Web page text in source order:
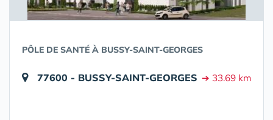
PÔLE DE SANTÉ À BUSSY-SAINT-GEORGES
77600 - BUSSY-SAINT-GEORGES ➔ 33.69 km